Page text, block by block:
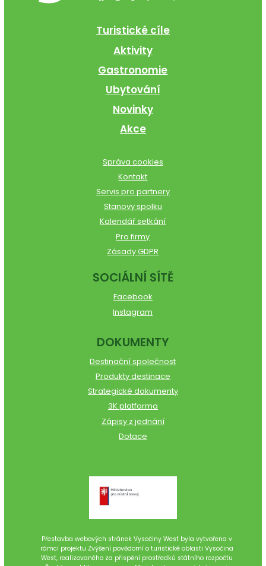
Turistické cíle
Aktivity
Gastronomie
Ubytování
Novinky
Akce
Správa cookies
Kontakt
Servis pro partnery
Stanovy spolku
Kalendář setkání
Pro firmy
Zásady GDPR
SOCIÁLNÍ SÍTĚ
Facebook
Instagram
DOKUMENTY
Destinační společnost
Produkty destinace
Strategické dokumenty
3K platforma
Zápisy z jednání
Dotace
Přestavba webových stránek Vysočiny West byla vytvořena v
rámci projektu Zvýšení povědomí o turistické oblasti Vysočina
West, realizovaného za přispění prostředků státního rozpočtu